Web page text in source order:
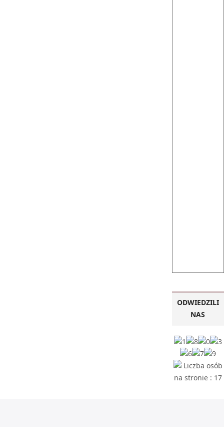
ODWIEDZILI
NAS
Liczba osób
na stronie : 17